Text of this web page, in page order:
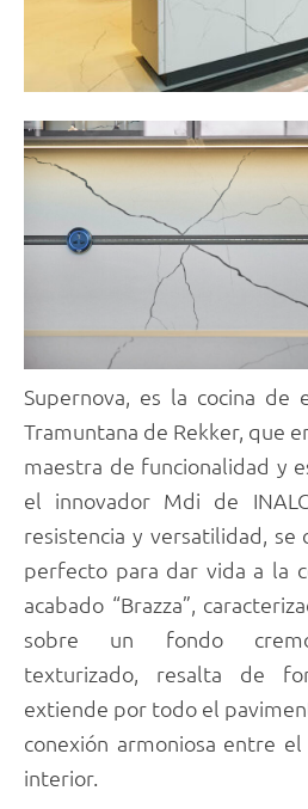
Supernova, es la cocina de
Tramuntana de Rekker, que
maestra de funcionalidad y
el innovador Mdi de
resistencia y versatilidad,
perfecto para dar vida a la
acabado “Brazza”,
sobre un fondo
texturizado, resalta de
extiende por todo el
conexión armoniosa entre
interior.